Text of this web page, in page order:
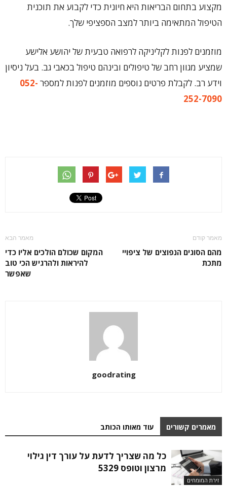
מקצוע בתחום הבריאות היא חיונית כדי לקבוע את תוכנית
הטיפול המתאימה ביותר למצב הספציפי שלך.
מוזמנים לפנות לקליניקה לרפואה טבעית של יהושע אלישע
שמציע מגוון רחב של טיפולים ובינהם טיפול בכאבי גב. בעל ניסיון
וידע רב. לקבלת פרטים נוספים מוזמנים לפנות למספר 052-
252-7090
מאמר קודם
מהם הסוגים הנפוצים של ציפויי
מתכת
מאמר הבא
המקום שכולם הולכים אליו כדי
להיראות ולהרגיש הכי טוב
שאפשר
goodrating
מאמרים קשורים עוד מאותו הכותב
זירת המומחים
כל מה שצריך לדעת על עורך דין גילוי
מרצון וטופס 5329